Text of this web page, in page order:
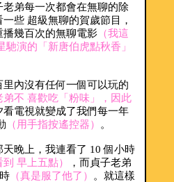
弟每一次都會在無聊的除
些 超級無聊的賀歲節目，
幾百次的無聊電影（我這
演的「新唐伯虎點秋香」
內沒有任何一個可以玩的
不 喜歡吃「粉味」，因此
看電視就變成了我們每一年
（用手指按遙控器） 。
晚上，我連看了 10 個小時
早上五點）
，而貞子老弟
（真是服了他了）
。就這樣